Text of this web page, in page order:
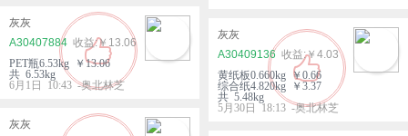
灰灰
A30407884
￥13.06
PET瓶6.53kg ￥13.06
共 6.53kg
6月1日 10:43 -奥北林芝
灰灰
A30409136
￥4.03
黄纸板0.660kg ￥0.66
综合纸4.820kg ￥3.37
共 5.48kg
5月30日 18:13 -奥北林芝
灰灰